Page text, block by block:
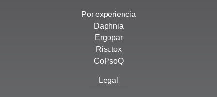
Por experiencia
Daphnia
Ergopar
Risctox
CoPsoQ
Legal